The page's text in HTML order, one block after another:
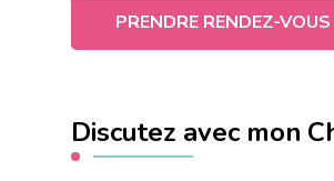
PRENDRE RENDEZ-VOUS
Discutez avec mon